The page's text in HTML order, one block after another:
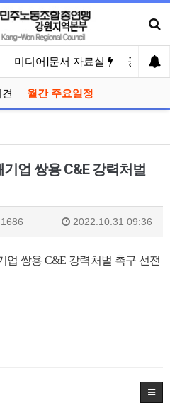
미디어|문서 자료실 공유게
월간 주요일정
업 쌍용 C&E 강력처벌
2022.10.31 09:36
업 쌍용 C&E 강력처벌 촉구 선전